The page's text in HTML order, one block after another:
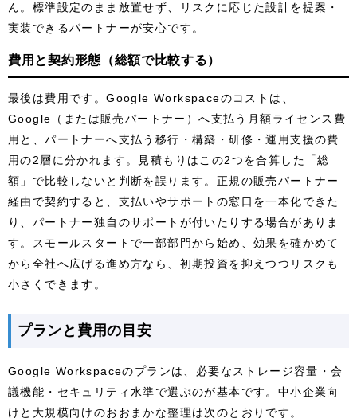
ん。標準設定のまま放置せず、リスクに応じた設計を提案・
実装できるパートナーが安心です。
費用と契約形態（総額で比較する）
最後は費用です。Google Workspaceのコストは、
Google（または販売パートナー）へ支払う月額ライセンス費
用と、パートナーへ支払う移行・構築・研修・運用支援の費
用の2層に分かれます。見積もりはこの2つを合算した「総
額」で比較しないと判断を誤ります。正規の販売パートナー
経由で契約すると、支払いやサポートの窓口を一本化できた
り、パートナー独自のサポートが付いたりする場合がありま
す。スモールスタートで一部部門から始め、効果を確かめて
から全社へ広げる進め方なら、初期投資を抑えつつリスクも
小さくできます。
プランと費用の目安
Google Workspaceのプランは、必要なストレージ容量・会
議機能・セキュリティ水準で選ぶのが基本です。中小企業向
けと大規模向けのおおまかな整理は次のとおりです。